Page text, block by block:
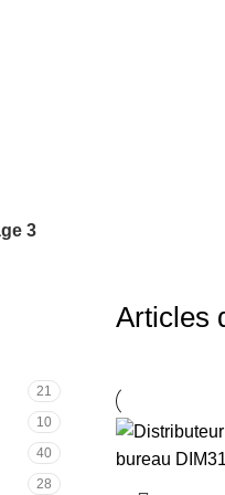
3
21
10
40
28
Articles